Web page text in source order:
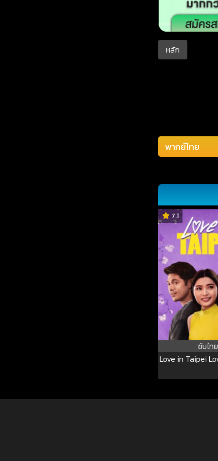
หลัก
7.1
ซับไทย
Love in Taipei